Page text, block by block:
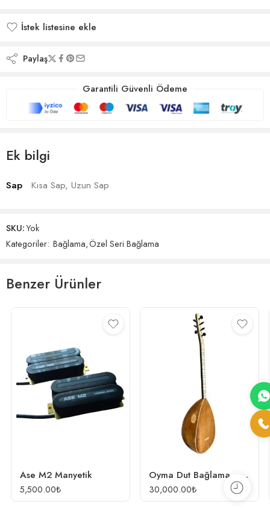
İstek listesine ekle
Paylaş
Garantili Güvenli Ödeme
Ek bilgi
Sap Kısa Sap, Uzun Sap
SKU:Yok
Kategoriler: Bağlama,Özel Seri Bağlama
Benzer Ürünler
Ase M2 Manyetik
5,500.00₺
Oyma Dut Bağlama – Özel Seri
30,000.00₺